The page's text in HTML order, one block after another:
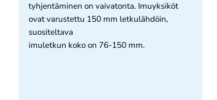
tyhjentäminen on vaivatonta. Imuyksiköt
ovat varustettu 150 mm letkulähdöin,
suositeltava
imuletkun koko on 76-150 mm.